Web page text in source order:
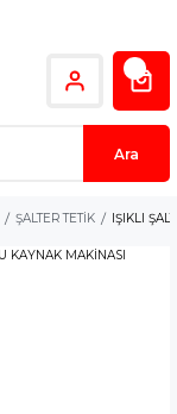
Ara
ŞALTER TETİK IŞIKLI